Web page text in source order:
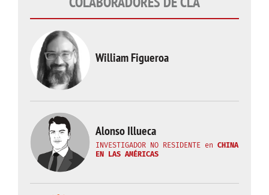
William Figueroa
Alonso Illueca
INVESTIGADOR NO RESIDENTE en CHINA
EN LAS AMÉRICAS